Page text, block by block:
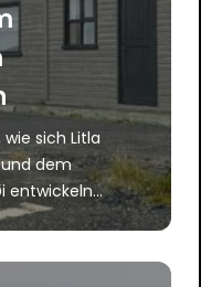
sich Litla
dem
entwickeln...